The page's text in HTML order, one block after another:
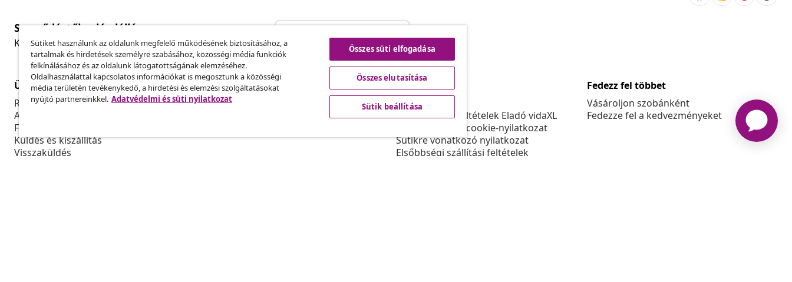
Szerződéstől való elállás
Küldj be egy rendelés lemondására vonatkozó kérelmet.
Szerződéstől való elállás
Ügyfélszolgálat
Rendelés nyomon követése
A fiókom
Fizetés
Küldés és kiszállítás
Visszaküldés
Üzlet
Partnerprogram
vidaXL
A vidaXL-ről
Felhasználási feltételek Eladó vidaXL
Adatvédelmi és cookie-nyilatkozat
Sütikre vonatkozó nyilatkozat
Elsőbbségi szállítási feltételek
Fedezz fel többet
Vásároljon szobánként
Fedezze fel a kedvezményeket
Sütiket használunk az oldalunk megfelelő működésének biztosításához, a
tartalmak és hirdetések személyre szabásához, közösségi média funkciók
felkínálásához és az oldalunk látogatottságának elemzéséhez.
Oldalhasználattal kapcsolatos információkat is megosztunk a közösségi
média területén tevékenykedő, a hirdetési és elemzési szolgáltatásokat
nyújtó partnereinkkel. Adatvédelmi és süti nyilatkozat
Összes süti elfogadása
Összes elutasítása
Sütik beállítása